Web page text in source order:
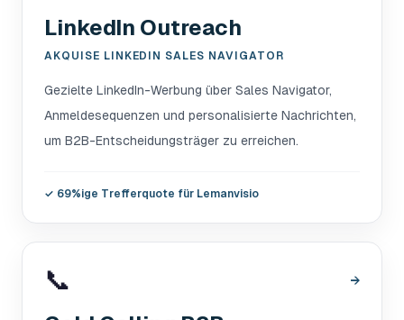
LinkedIn Outreach
AKQUISE LINKEDIN SALES NAVIGATOR
Gezielte LinkedIn-Werbung über Sales Navigator,
Anmeldesequenzen und personalisierte Nachrichten,
um B2B-Entscheidungsträger zu erreichen.
✓ 69%ige Trefferquote für Lemanvisio
📞 →